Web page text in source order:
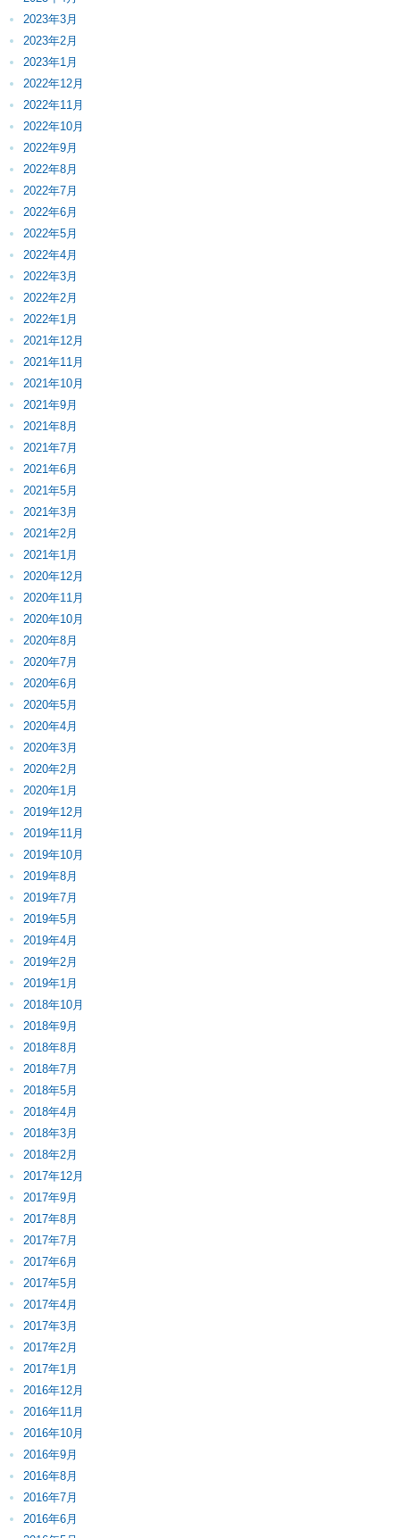
2023年3月
2023年2月
2023年1月
2022年12月
2022年11月
2022年10月
2022年9月
2022年8月
2022年7月
2022年6月
2022年5月
2022年4月
2022年3月
2022年2月
2022年1月
2021年12月
2021年11月
2021年10月
2021年9月
2021年8月
2021年7月
2021年6月
2021年5月
2021年3月
2021年2月
2021年1月
2020年12月
2020年11月
2020年10月
2020年8月
2020年7月
2020年6月
2020年5月
2020年4月
2020年3月
2020年2月
2020年1月
2019年12月
2019年11月
2019年10月
2019年8月
2019年7月
2019年5月
2019年4月
2019年2月
2019年1月
2018年10月
2018年9月
2018年8月
2018年7月
2018年5月
2018年4月
2018年3月
2018年2月
2017年12月
2017年9月
2017年8月
2017年7月
2017年6月
2017年5月
2017年4月
2017年3月
2017年2月
2017年1月
2016年12月
2016年11月
2016年10月
2016年9月
2016年8月
2016年7月
2016年6月